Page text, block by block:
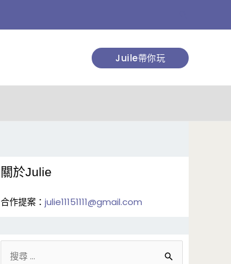
尋
Juile帶你玩
關於Julie
合作提案： julie11151111@gmail.com